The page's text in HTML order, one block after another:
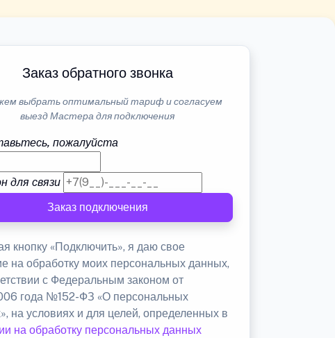
Заказ обратного звонка
выбрать оптимальный тариф и согласуем
выезд Мастера для подключения
пожалуйста
для связи
Заказ подключения
кнопку «Подключить», я даю свое
на обработку моих персональных данных,
с Федеральным законом от
года №152-ФЗ «О персональных
на условиях и для целей, определенных в
на обработку персональных данных